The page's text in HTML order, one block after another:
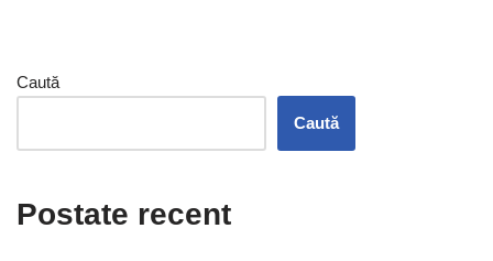
Caută
Caută
Postate recent